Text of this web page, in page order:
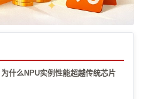
什么NPU实例性能超越传统芯片